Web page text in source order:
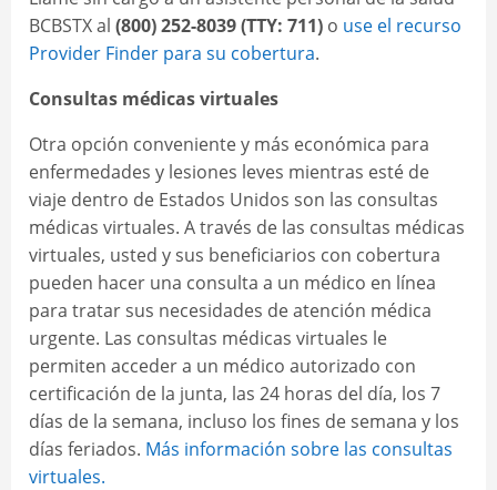
BCBSTX al (800) 252-8039 (TTY: 711) o use el recurso
Provider Finder para su cobertura.
Consultas médicas virtuales
Otra opción conveniente y más económica para
enfermedades y lesiones leves mientras esté de
viaje dentro de Estados Unidos son las consultas
médicas virtuales. A través de las consultas médicas
virtuales, usted y sus beneficiarios con cobertura
pueden hacer una consulta a un médico en línea
para tratar sus necesidades de atención médica
urgente. Las consultas médicas virtuales le
permiten acceder a un médico autorizado con
certificación de la junta, las 24 horas del día, los 7
días de la semana, incluso los fines de semana y los
días feriados. Más información sobre las consultas
virtuales.